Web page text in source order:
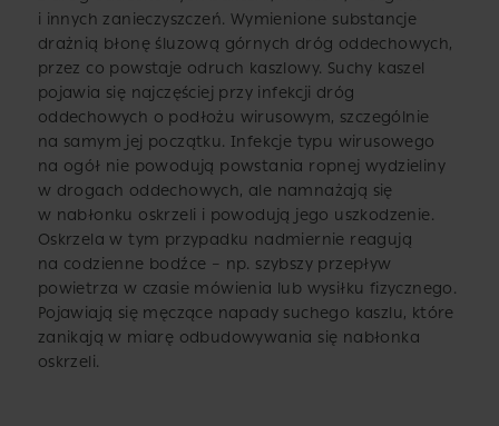
i innych zanieczyszczeń. Wymienione substancje
drażnią błonę śluzową górnych dróg oddechowych,
przez co powstaje odruch kaszlowy. Suchy kaszel
pojawia się najczęściej przy infekcji dróg
oddechowych o podłożu wirusowym, szczególnie
na samym jej początku. Infekcje typu wirusowego
na ogół nie powodują powstania ropnej wydzieliny
w drogach oddechowych, ale namnażają się
w nabłonku oskrzeli i powodują jego uszkodzenie.
Oskrzela w tym przypadku nadmiernie reagują
na codzienne bodźce – np. szybszy przepływ
powietrza w czasie mówienia lub wysiłku fizycznego.
Pojawiają się męczące napady suchego kaszlu, które
zanikają w miarę odbudowywania się nabłonka
oskrzeli.